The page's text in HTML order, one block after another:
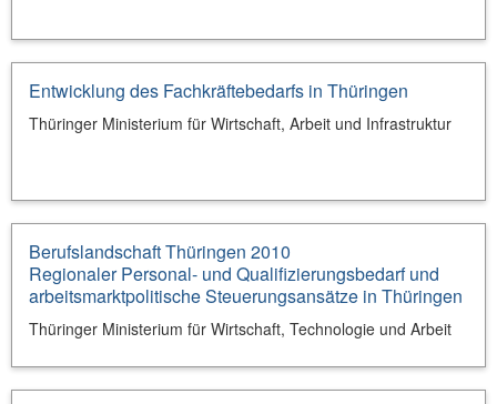
Entwicklung des Fachkräftebedarfs in Thüringen
Thüringer Ministerium für Wirtschaft, Arbeit und Infrastruktur
Berufslandschaft Thüringen 2010
Regionaler Personal- und Qualifizierungsbedarf und
arbeitsmarktpolitische Steuerungsansätze in Thüringen
Thüringer Ministerium für Wirtschaft, Technologie und Arbeit